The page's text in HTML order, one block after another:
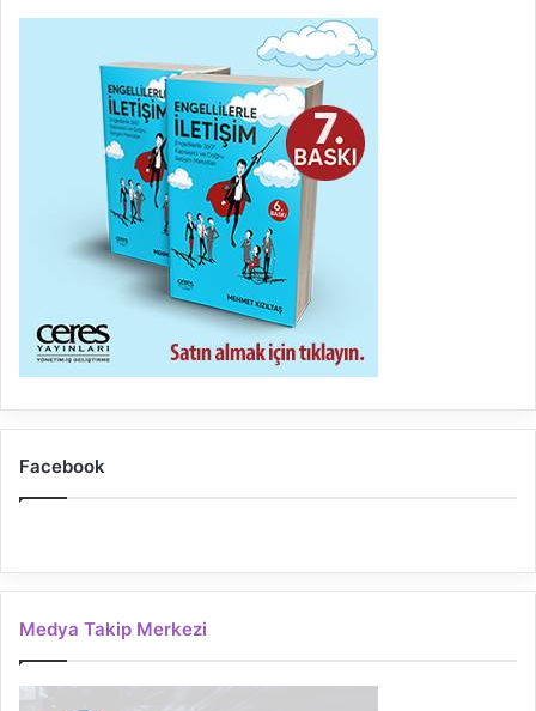
Facebook
Medya Takip Merkezi